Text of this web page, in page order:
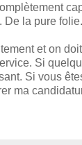
De la pure folie.
et on
Si
Si vous
ma